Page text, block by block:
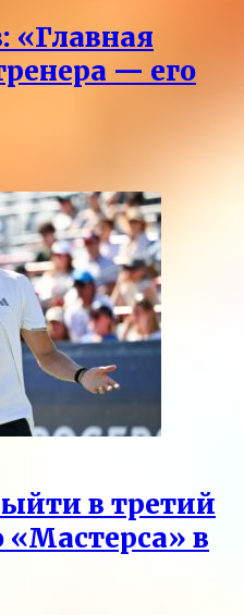
«Главная
— его
в третий
«Мастерса» в